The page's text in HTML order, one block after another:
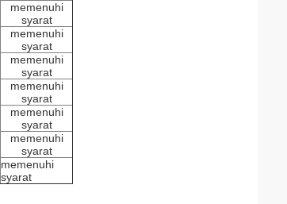
memenuhi
syarat
memenuhi
syarat
memenuhi
syarat
memenuhi
syarat
memenuhi
syarat
memenuhi
syarat
memenuhi
syarat